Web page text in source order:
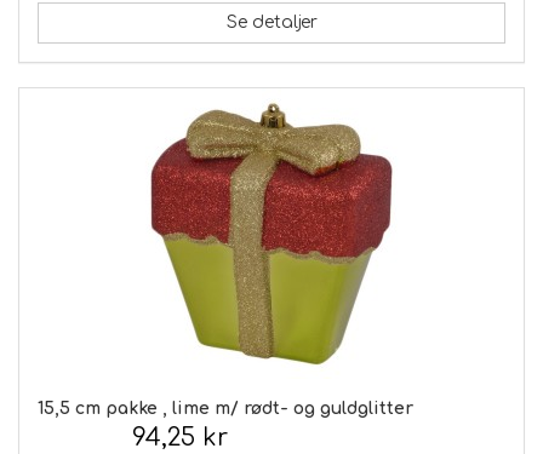
Se detaljer
15,5 cm pakke , lime m/ rødt- og guldglitter
94,25 kr